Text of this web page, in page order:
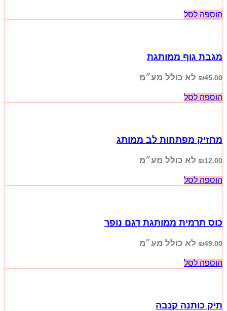
הוספה לסל
מגבת גוף ממותגת
₪45.00 לא כולל מע״מ
הוספה לסל
מחזיק מפתחות לב ממותג
₪12.00 לא כולל מע״מ
הוספה לסל
כוס תרמית ממותגת דגם נופר
₪49.00 לא כולל מע״מ
הוספה לסל
תיק כותנה קנבה